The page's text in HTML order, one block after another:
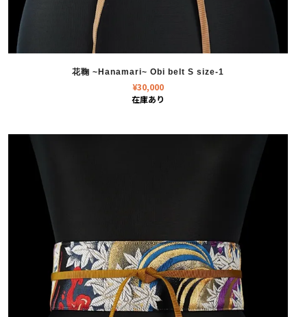
花鞠 ~Hanamari~ Obi belt S size-1
¥30,000
在庫あり